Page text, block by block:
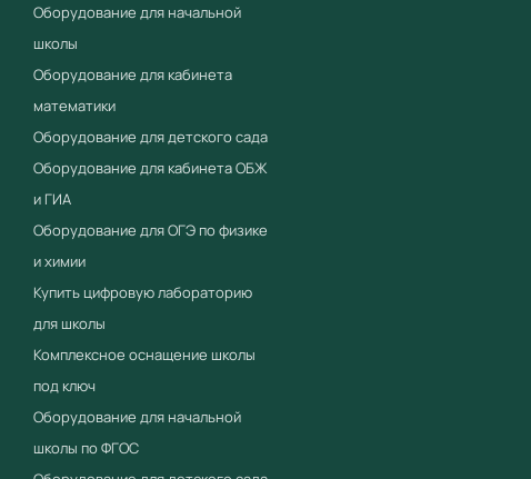
Оборудование для начальной
школы
Оборудование для кабинета
математики
Оборудование для детского сада
Оборудование для кабинета ОБЖ
и ГИА
Оборудование для ОГЭ по физике
и химии
Купить цифровую лабораторию
для школы
Комплексное оснащение школы
под ключ
Оборудование для начальной
школы по ФГОС